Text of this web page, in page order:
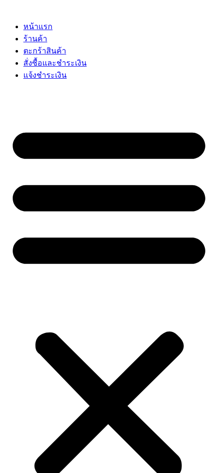
contentหน้าแรก
ร้านค้า
ตะกร้าสินค้า
สั่งซื้อและชำระเงิน
แจ้งชำระเงิน